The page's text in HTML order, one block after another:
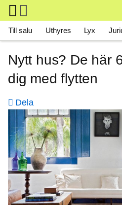
Skip to main content
Main navigation
Till salu Uthyres Lyx
Nytt hus? De här
dig med flytten
Dela